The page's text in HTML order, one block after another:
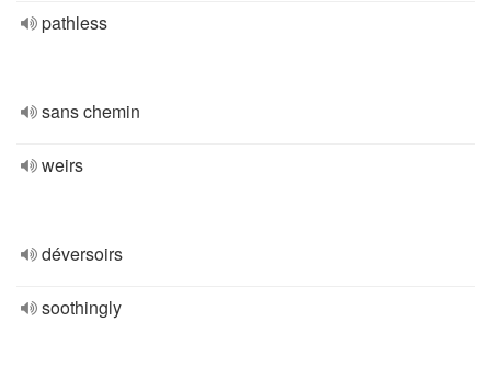
pathless
sans chemin
weirs
déversoirs
soothingly